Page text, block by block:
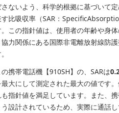
ないよう、科学的根拠に基づいて
す比吸収率（SAR：
この指針値は、使用者の年齢や身
力関係にある国際非電離放射線防
携帯電話機【910SH】の、SARは
大にして測定された最大の値です
指針値を満足しています。また、
設計されているため、実際に通話